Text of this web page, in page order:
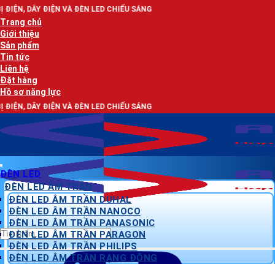
Bỏ
qua
nội
dung
LED CHIẾU SÁNG
Trang chủ
Giới thiệu
Sản phẩm
Tin tức
Liên hệ
Đặt hàng
Hồ sơ năng lực
LED CHIẾU SÁNG
Tìm
kiếm:
ĐÈN LED
ĐÈN LED ÂM TRẦN
ĐÈN LED ÂM TRẦN DUHAL
ĐÈN LED ÂM TRẦN NANOCO
ĐÈN LED ÂM TRẦN PANASONIC
ĐÈN LED ÂM TRẦN PARAGON
ĐÈN LED ÂM TRẦN PHILIPS
ĐÈN LED ÂM TRẦN RẠNG ĐÔNG